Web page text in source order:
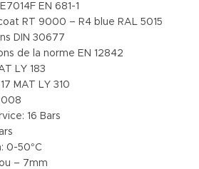
EN 681-1
RT 9000 – R4 blue RAL 5015
DIN 30677
de la norme EN 12842
LY 183
MAT LY 310
16 Bars
0-50°C
– 7mm